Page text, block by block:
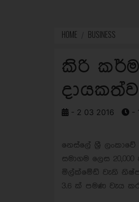
HOME BUSINESS
කිරි
- 2 03 2016 -
නෙස්ලේ ශ්‍රී
සමාගම ලෙස
මිල්ක්මේඩ් වැනි
3.6 ක් පමණ වැය